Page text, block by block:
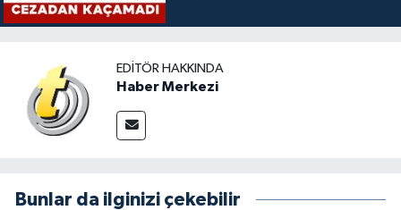
EDITÖR HAKKINDA
Haber Merkezi
Bunlar da ilginizi çekebilir